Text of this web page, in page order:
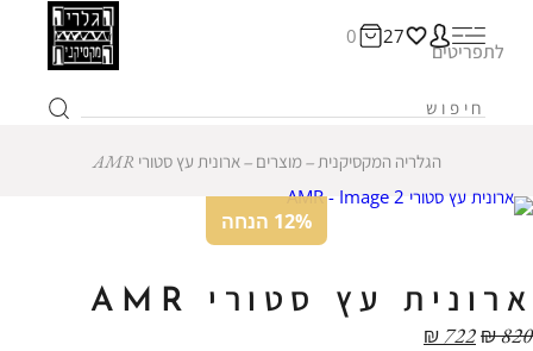
27
0
לתפריטים
הגלריה המקסיקנית ‒מוצרים ‒ ארונית עץ סטורי AMR
12% הנחה
ארונית עץ סטורי AMR
₪820
₪ 722